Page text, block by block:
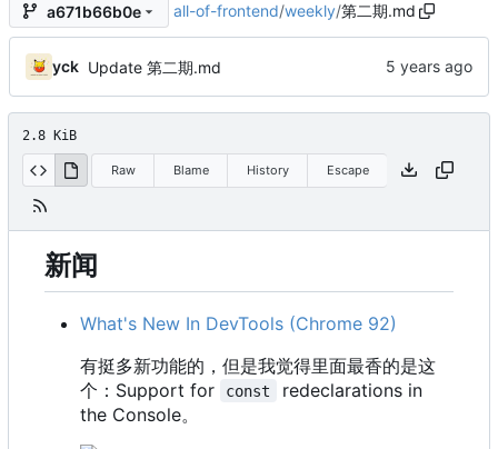
a671b66b0e all-of-frontend/weekly/第二期.md
yck Update 第二期.md
2.8 KiB
Raw Blame History Escape
新闻
What's New In DevTools (Chrome 92)
有挺多新功能的 ， 但是我觉得里面最香的是这
个 ： Support for const
redeclarations in
the Console。